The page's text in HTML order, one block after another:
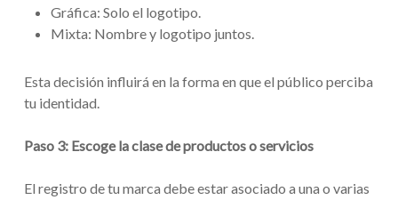
Gráfica: Solo el logotipo.
Mixta: Nombre y logotipo juntos.
Esta decisión influirá en la forma en que el público perciba
tu identidad.
Paso 3: Escoge la clase de productos o servicios
El registro de tu marca debe estar asociado a una o varias